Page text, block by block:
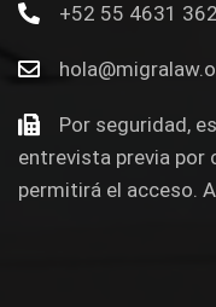
+52 55 4631
Por seguridad,
entrevista previa por
permitirá el acceso.